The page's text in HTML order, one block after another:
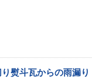
熨斗瓦からの雨漏り